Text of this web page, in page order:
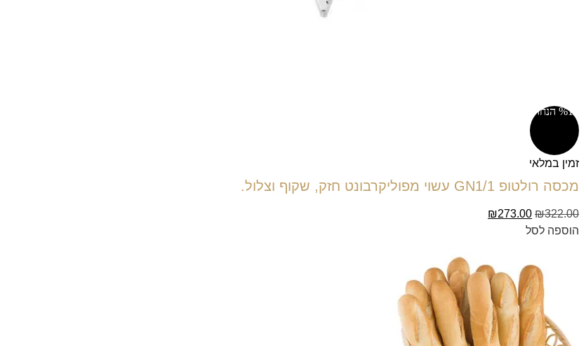
%15 הנחה!
זמין במלאי
מכסה רולטופ GN1/1 עשוי מפוליקרבונט חזק, שקוף וצלול.
₪322.00
₪273.00
הוספה לסל